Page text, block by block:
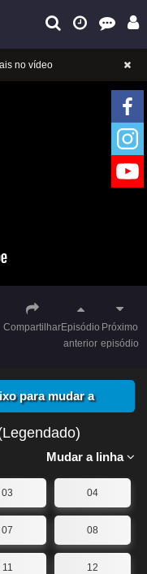
09
CompartilharEpisódio
anterior
Próximo
episódio
para mudar a
Mudar a linha
03 04
07 08
11 12